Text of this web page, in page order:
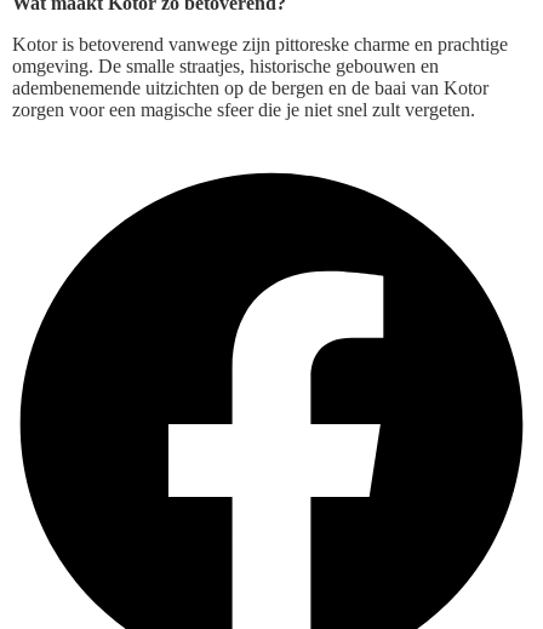
Kotor is betoverend vanwege zijn pittoreske charme en prachtige
omgeving. De smalle straatjes, historische gebouwen en
adembenemende uitzichten op de bergen en de baai van Kotor
zorgen voor een magische sfeer die je niet snel zult vergeten.